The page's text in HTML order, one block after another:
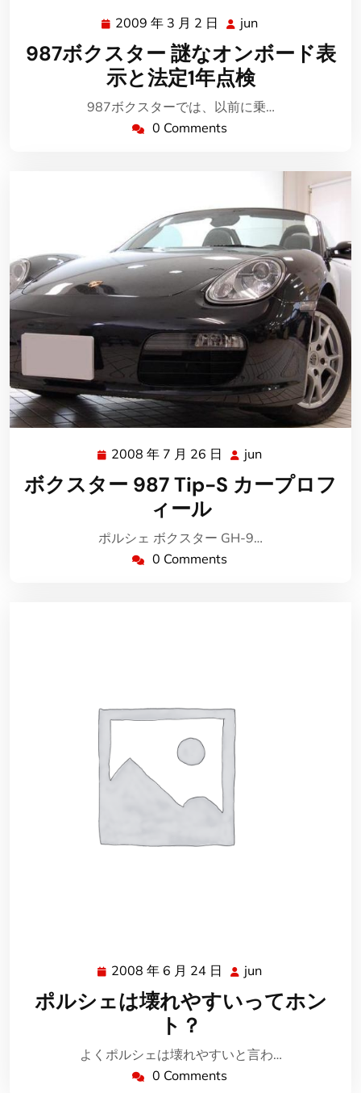
2009 年 3 月 2 日 2009
年
3
月
2
jun
987ボクスター 謎なオンボード表
示と法定1年点検
987ボクスターでは、以前に乗…
0 Comments
2008 年 7 月 26 日 2008
年
7
26
jun
ボクスター 987 Tip-S カープロフ
ィール
ポルシェ ボクスター GH-9…
0 Comments
2008 年 6 月 24 日 2008
年
6
24
jun
ポルシェは壊れやすいってホン
ト？
よくポルシェは壊れやすいと言わ…
0 Comments